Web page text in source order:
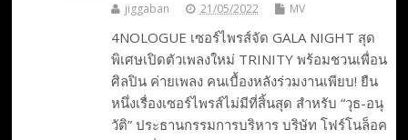
jiggaban 21/05/2022 MV
4NOLOGUE เซอร์ไพรส์จัด GALA NIGHT สุด
พิเศษเปิดตัวเพลงใหม่ TRINITY พร้อมชวนเพื่อน
ศิลปิน ค่ายเพลง คนเบื้องหลังร่วมงานเพียบ! ยืน
หนึ่งเรื่องเซอร์ไพรส์ไม่มีที่สิ้นสุด สำหรับ “วุธ-อนุ
วัติ” ประธานกรรมการบริหาร บริษัท โฟร์โนล็อค